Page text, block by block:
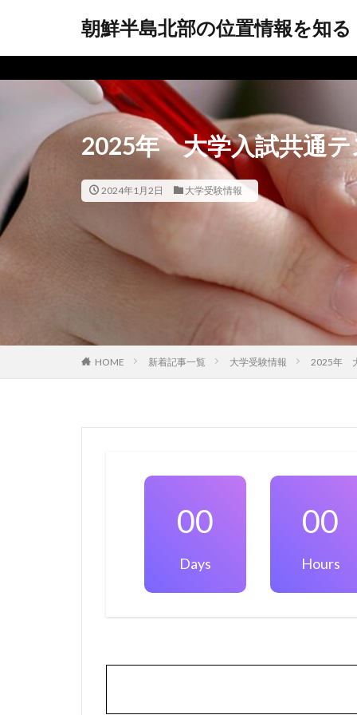
朝鮮半島北部の位置情報を知る
2025年 大学入試共通
2024年1月2日 大学受験情報
HOME 新着記事一覧 大学受験情報 2025年
00
Days
00
Hours